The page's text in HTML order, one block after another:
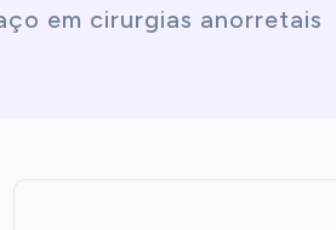
em cirurgias anorretais